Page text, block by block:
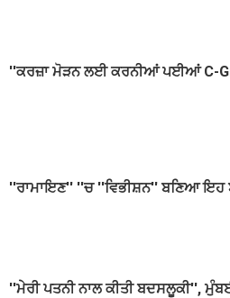
''ਕਰਜ਼ਾ ਮੋੜਨ ਲਈ ਕਰਨੀਆਂ ਪਈਆਂ C-
''ਰਾਮਾਇਣ'' ''ਚ ''ਵਿਭੀਸ਼ਨ'' ਬਣਿਆ ਇਹ
''ਮੇਰੀ ਪਤਨੀ ਨਾਲ ਕੀਤੀ ਬਦਸਲੂਕੀ'',